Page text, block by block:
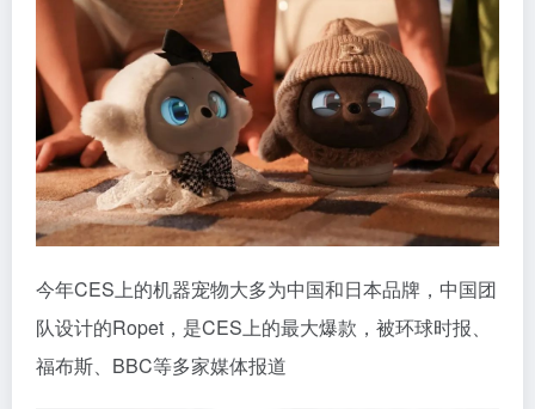
今年CES上的机器宠物大多为中国和日本品牌，中国团
队设计的Ropet，是CES上的最大爆款，被环球时报、
福布斯、BBC等多家媒体报道